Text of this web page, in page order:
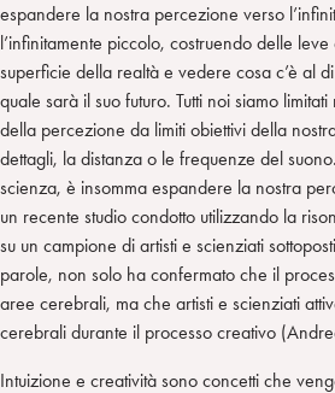
espandere la nostra percezione verso
l’infinitamente piccolo, costruendo delle
superficie della realtà e vedere cosa c’è al
quale sarà il suo futuro. Tutti noi siamo
della percezione da limiti obiettivi della
dettagli, la distanza o le frequenze del
scienza, è insomma espandere la nostra
un recente studio condotto utilizzando la
su un campione di artisti e scienziati
parole, non solo ha confermato che il
aree cerebrali, ma che artisti e scienziati
cerebrali durante il processo creativo
Intuizione e creatività sono concetti che